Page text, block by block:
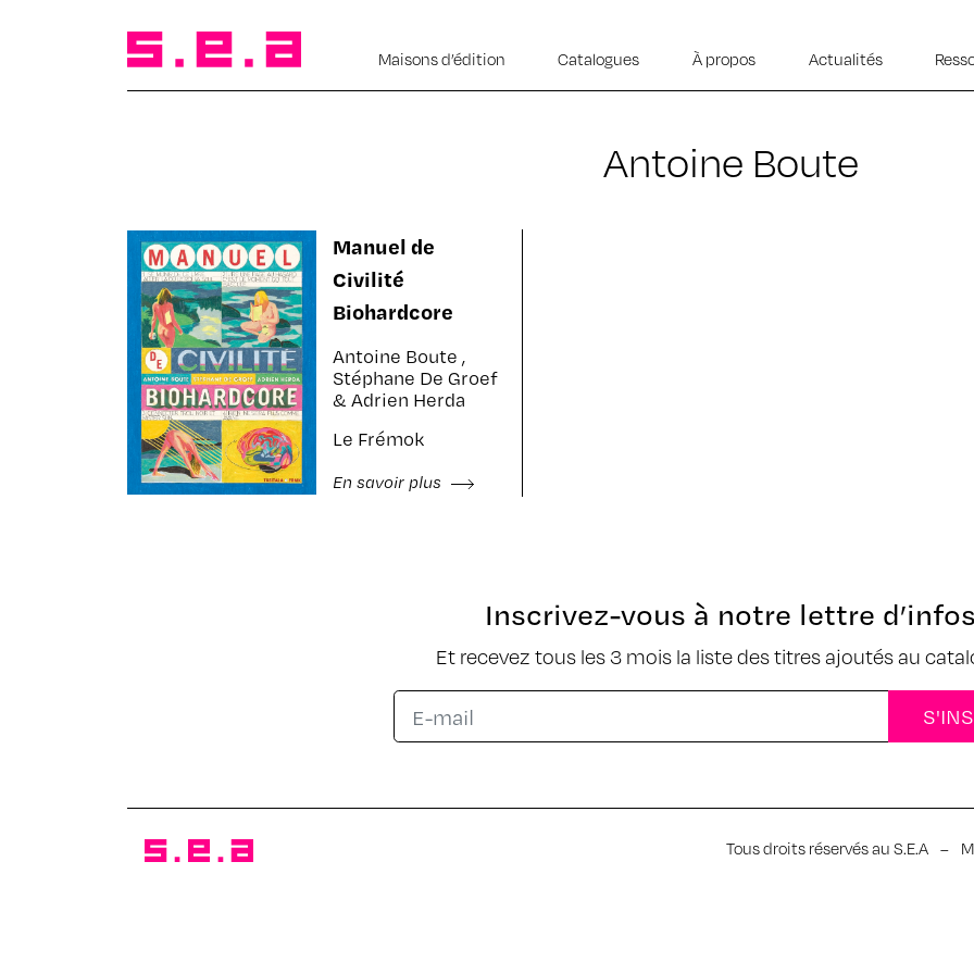
Maisons d’édition Catalogues À propos Actualités
Antoine Boute
Manuel de
Civilité
Biohardcore
Antoine Boute ,
Stéphane De Groef
& Adrien Herda
Le Frémok
En savoir plus
Inscrivez-vous à notre lettre d’infos
Et recevez tous les 3 mois la liste des titres ajoutés au
Tous droits réservés au S.E.A –